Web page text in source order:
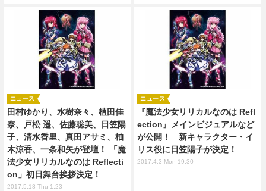
田村ゆかり、水樹奈々、植田佳
奈、戸松 遥、佐藤聡美、日笠陽
子、清水香里、真田アサミ、柚
木涼香、一条和矢が登壇！ 「魔
法少女リリカルなのは Reflecti
on」初日舞台挨拶決定！
ニュース
2017.5.18 Thu 1:23
『魔法少女リリカルなのは Refl
ection』メインビジュアルなど
が公開！ 新キャラクター・イ
リス役に日笠陽子が決定！
ニュース
2017.4.3 Mon 19:30